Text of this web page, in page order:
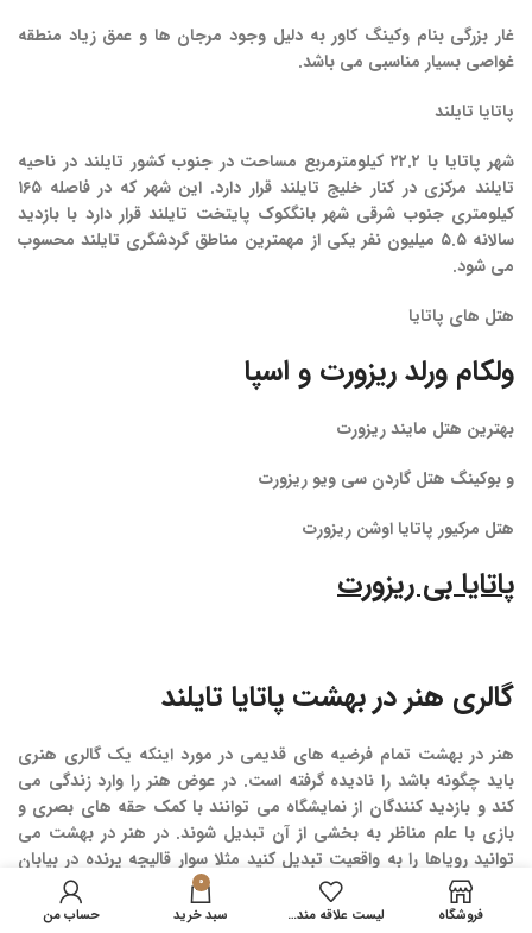
غار بزرگی بنام وکینگ کاور به دلیل وجود مرجان ها و عمق زیاد منطقه
غواصی بسیار مناسبی می باشد.
پاتایا تایلند
شهر پاتایا با ۲۲.۲ کیلومترمربع مساحت در جنوب کشور تایلند در ناحیه
تایلند مرکزی در کنار خلیج تایلند قرار دارد. این شهر که در فاصله ۱۶۵
کیلومتری جنوب شرقی شهر بانگکوک پایتخت تایلند قرار دارد با بازدید
سالانه ۵.۵ میلیون نفر یکی از مهمترین مناطق گردشگری تایلند محسوب
می شود.
هتل های پاتایا
ولکام ورلد ریزورت و اسپا
بهترین هتل مایند ریزورت
و بوکینگ هتل گاردن سی ویو ریزورت
هتل مرکیور پاتایا اوشن ریزورت
پاتایا بی ریزورت
گالری هنر در بهشت پاتایا تایلند
هنر در بهشت تمام فرضیه های قدیمی در مورد اینکه یک گالری هنری
باید چگونه باشد را نادیده گرفته است. در عوض هنر را وارد زندگی می
کند و بازدید کنندگان از نمایشگاه می توانند با کمک حقه های بصری و
بازی با علم مناظر به بخشی از آن تبدیل شوند. در هنر در بهشت می
توانید رویاها را به واقعیت تبدیل کنید مثلا سوار قالیچه پرنده در بیابان
شوید، با دلفین ها در اقیانوس شنا کنید یا آخرین کارهای یک شاهکار
هنری را انجام دهید.
فروشگاه لیست علاقه مندی ها
0
سبد خرید حساب من